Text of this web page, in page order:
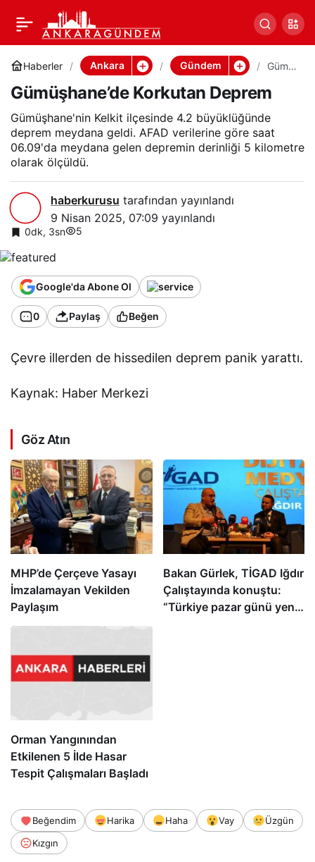
Haberler Ankara Gündem
Gümü
de
Korkut
an
Depre
m
Gümüşhane’de Korkutan Deprem
Gümüşhane'nin Kelkit ilçesinde 4.2 büyüklüğünde
deprem meydana geldi. AFAD verilerine göre saat
06.09'da meydana gelen depremin derinliği 5 kilometre
olarak ölçüldü.
haberkurusu tarafından yayınlandı
9 Nisan 2025, 07:09 yayınlandı
0dk, 3sn 5
Google'da Abone Ol
0 Paylaş Beğen
Çevre illerden de hissedilen deprem panik yarattı.
Kaynak: Haber Merkezi
Göz Atın
MHP’de Çerçeve Yasayı
İmzalamayan Vekilden
Paylaşım
Bakan Gürlek, TİGAD Iğdır
Çalıştayında konuştu:
“Türkiye pazar günü yeni
Orman Yangınından
Etkilenen 5 İlde Hasar
Tespit Çalışmaları Başladı
Beğendim Harika Haha Vay
Üzgün
Kızgın
Gümüşhane’de Korkutan
Deprem
0 Paylaş